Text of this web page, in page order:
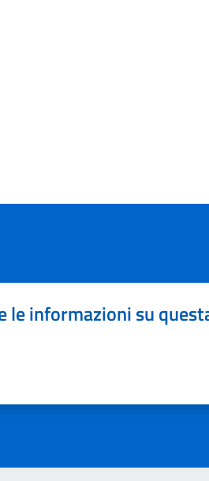
le informazioni su